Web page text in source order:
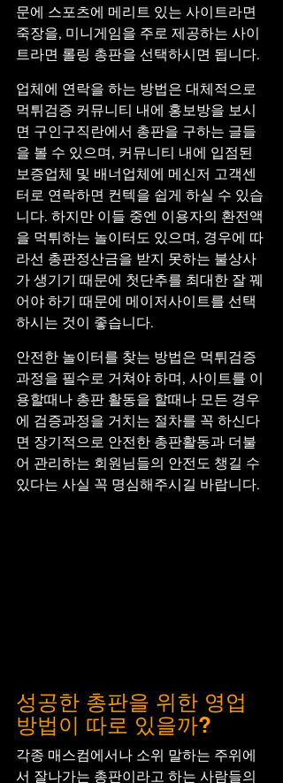
문에 스포츠에 메리트 있는 사이트라면
죽장을, 미니게임을 주로 제공하는 사이
트라면 롤링 총판을 선택하시면 됩니다.
업체에 연락을 하는 방법은 대체적으로
먹튀검증 커뮤니티 내에 홍보방을 보시
면 구인구직란에서 총판을 구하는 글들
을 볼 수 있으며, 커뮤니티 내에 입점된
보증업체 및 배너업체에 메신저 고객센
터로 연락하면 컨텍을 쉽게 하실 수 있습
니다. 하지만 이들 중엔 이용자의 환전액
을 먹튀하는 놀이터도 있으며, 경우에 따
라선 총판정산금을 받지 못하는 불상사
가 생기기 때문에 첫단추를 최대한 잘 꿰
어야 하기 때문에 메이저사이트를 선택
하시는 것이 좋습니다.
안전한 놀이터를 찾는 방법은 먹튀검증
과정을 필수로 거쳐야 하며, 사이트를 이
용할때나 총판 활동을 할때나 모든 경우
에 검증과정을 거치는 절차를 꼭 하신다
면 장기적으로 안전한 총판활동과 더불
어 관리하는 회원님들의 안전도 챙길 수
있다는 사실 꼭 명심해주시길 바랍니다.
성공한 총판을 위한 영업
방법이 따로 있을까?
각종 매스컴에서나 소위 말하는 주위에
서 잘나가는 총판이라고 하는 사람들의